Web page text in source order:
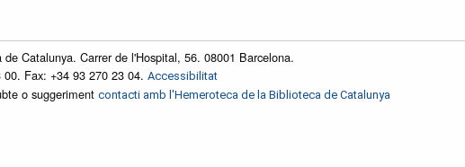
de Catalunya. Carrer de l'Hospital, 56. 08001 Barcelona.
Fax: +34 93 270 23 04. Accessibilitat
o suggeriment contacti amb l'Hemeroteca de la Biblioteca de Catalunya